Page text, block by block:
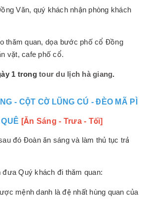
Văn, quý khách nhận phòng khách
thăm quan, dọa bước phố cổ Đồng
vặt, cafe phố cổ.
1 trong tour du lịch hà giang.
- CỘT CỜ LŨNG CÚ - ĐÈO MÃ PÌ
[Ăn Sáng - Trưa - Tối]
đó Đoàn ăn sáng và làm thủ tục trả
Quý khách đi thăm quan:
mệnh danh là đệ nhất hùng quan của